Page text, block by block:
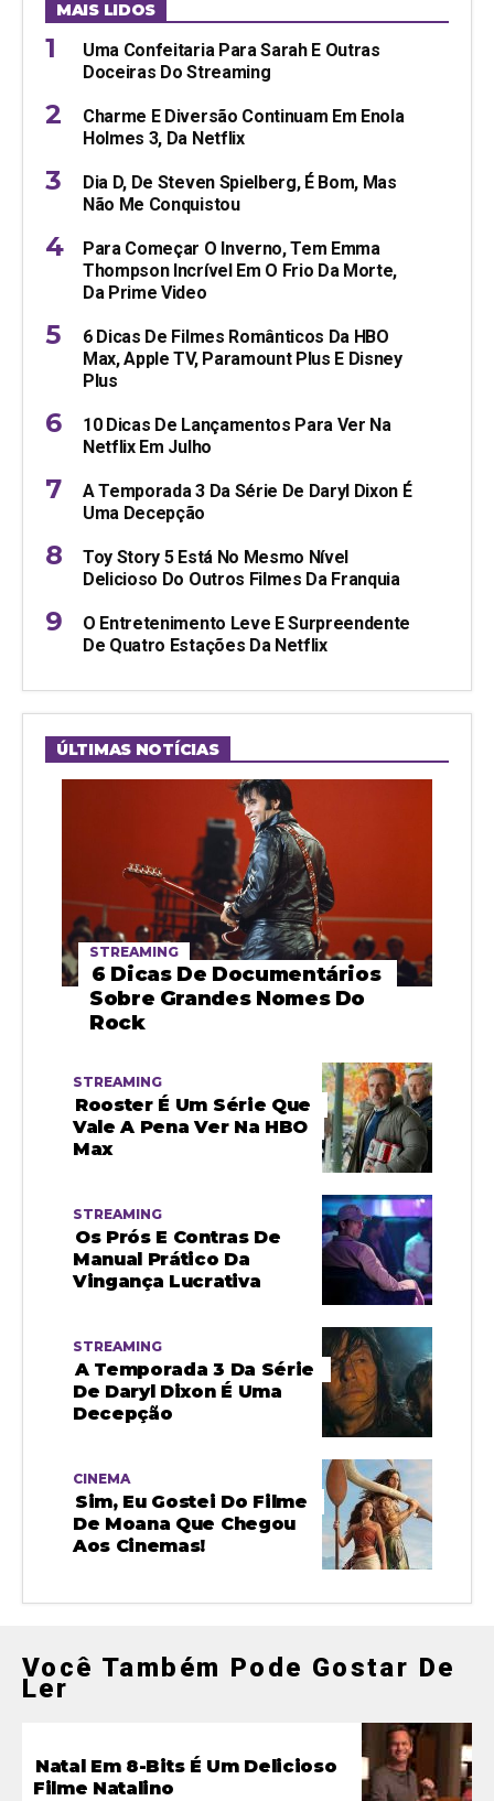
MAIS LIDOS
Uma Confeitaria Para Sarah E Outras
Doceiras Do Streaming
Charme E Diversão Continuam Em Enola
Holmes 3, Da Netflix
Dia D, De Steven Spielberg, É Bom, Mas
Não Me Conquistou
Para Começar O Inverno, Tem Emma
Thompson Incrível Em O Frio Da Morte,
Da Prime Video
6 Dicas De Filmes Românticos Da HBO
Max, Apple TV, Paramount Plus E Disney
Plus
10 Dicas De Lançamentos Para Ver Na
Netflix Em Julho
A Temporada 3 Da Série De Daryl Dixon É
Uma Decepção
Toy Story 5 Está No Mesmo Nível
Delicioso Do Outros Filmes Da Franquia
O Entretenimento Leve E Surpreendente
De Quatro Estações Da Netflix
ÚLTIMAS NOTÍCIAS
STREAMING
6 Dicas De Documentários
Sobre Grandes Nomes Do
Rock
STREAMING
Rooster É Um Série Que
Vale A Pena Ver Na HBO
Max
STREAMING
Os Prós E Contras De
Manual Prático Da
Vingança Lucrativa
STREAMING
A Temporada 3 Da Série
De Daryl Dixon É Uma
Decepção
CINEMA
Sim, Eu Gostei Do Filme
De Moana Que Chegou
Aos Cinemas!
Você Também Pode Gostar De
Ler
Natal Em 8-Bits É Um Delicioso
Filme Natalino